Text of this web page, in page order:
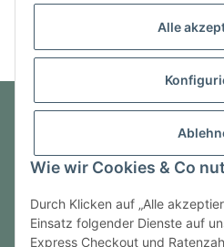
Alle
Wie wir Cookies & Co
Durch Klicken auf „Alle
Einsatz folgender Dienste auf
Express Checkout und
Gesetzliche Informationen